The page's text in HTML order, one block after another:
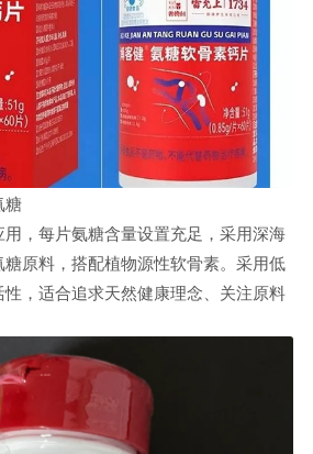
糖
，每片氨糖含量设置充足，采用深海
原料，搭配植物源性软骨素。采用低
，适合追求天然健康理念、关注原料